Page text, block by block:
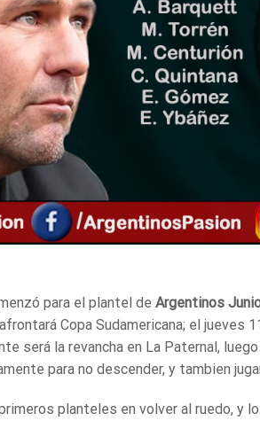
para el plantel de Argentinos
Copa Sudamericana; el jueves
será la revancha en La Paternal,
para no descender, y tambien
planteles en volver al ruedo, y